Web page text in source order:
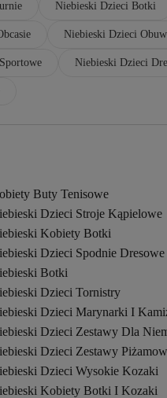
Niebieski Dzieci Botki
Niebieski Dzieci
Niebieski Dzieci
Buty Tenisowe
Dzieci Stroje Kąpielowe
Kobiety Botki
Dzieci Spodnie Dresowe
Botki
Dzieci Tornistry
Dzieci Marynarki I
Dzieci Zestawy Dla
Dzieci Zestawy
Dzieci Wysokie Kozaki
Kobiety Botki I Kozaki